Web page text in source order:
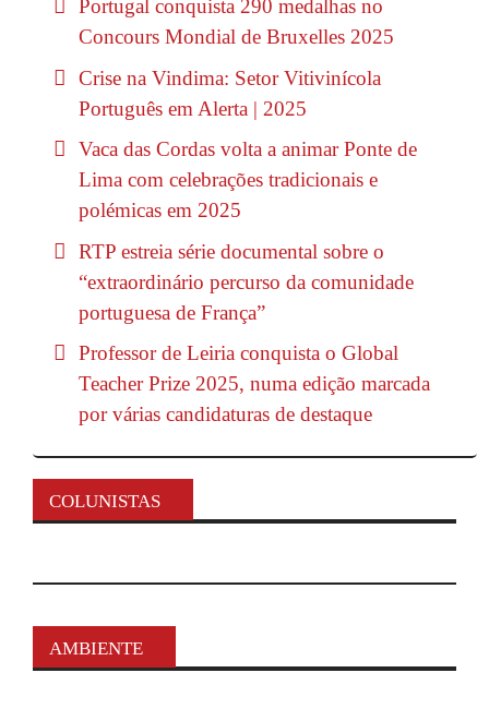
Portugal conquista 290 medalhas no
Concours Mondial de Bruxelles 2025
Crise na Vindima: Setor Vitivinícola
Português em Alerta | 2025
Vaca das Cordas volta a animar Ponte de
Lima com celebrações tradicionais e
polémicas em 2025
RTP estreia série documental sobre o
“extraordinário percurso da comunidade
portuguesa de França”
Professor de Leiria conquista o Global
Teacher Prize 2025, numa edição marcada
por várias candidaturas de destaque
COLUNISTAS
AMBIENTE